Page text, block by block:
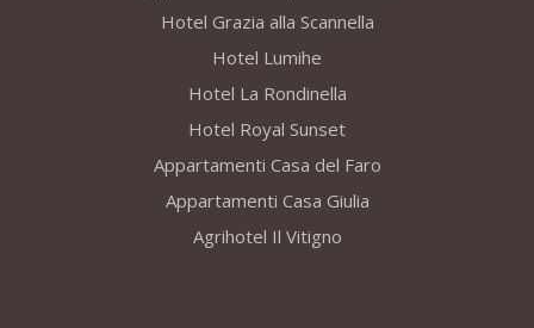
Hotel Grazia alla Scannella
Hotel Lumihe
Hotel La Rondinella
Hotel Royal Sunset
Appartamenti Casa del Faro
Appartamenti Casa Giulia
Agrihotel Il Vitigno